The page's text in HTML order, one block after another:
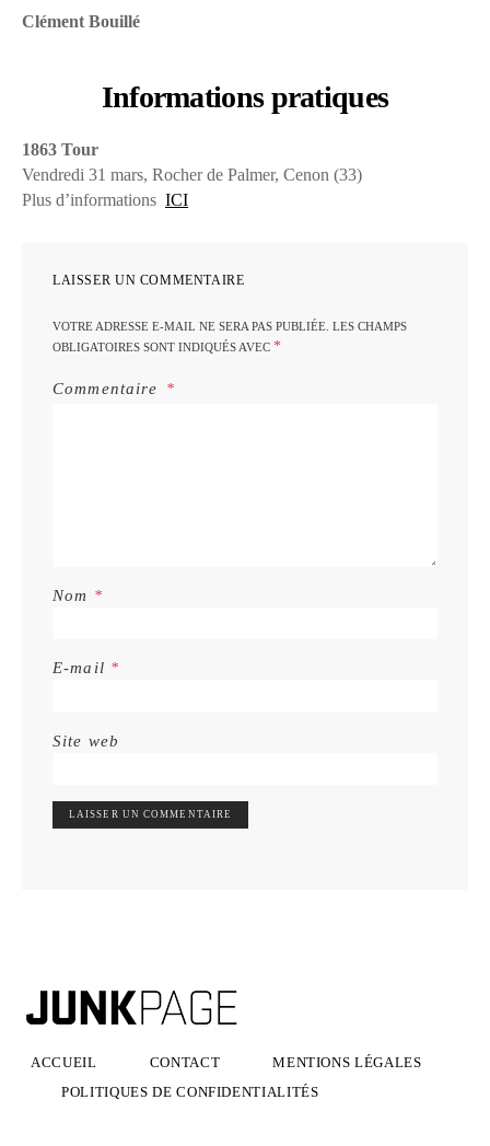
Clément Bouillé
Informations pratiques
1863 Tour
Vendredi 31 mars, Rocher de Palmer, Cenon (33)
Plus d’informations ICI
LAISSER UN COMMENTAIRE
VOTRE ADRESSE E-MAIL NE SERA PAS PUBLIÉE. LES CHAMPS
OBLIGATOIRES SONT INDIQUÉS AVEC *
Commentaire
Nom *
E-mail *
Site web
ACCUEIL CONTACT
MENTIONS LÉGALES
POLITIQUES DE CONFIDENTIALITÉS